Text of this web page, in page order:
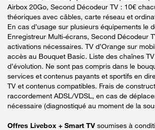
Airbox 20Go, Second Décodeur TV : 10€
théoriques avec câbles, carte réseau et
En cas d’usage sur plusieurs équipements le
Enregistreur Multi-écrans, Second Décodeur
activations nécessaires. TV d’Orange sur
accès au Bouquet Basic. Liste des chaînes
d’évolution. Ne sont pas compris dans le
services et contenus payants et sportifs en
TV et contenus compatibles. Frais de
raccordement ADSL/VDSL, en cas de
nécessaire (diagnostiqué au moment de la
Offres Livebox + Smart TV soumises à